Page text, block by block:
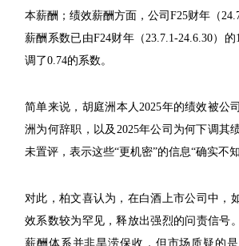
本薪酬；绩效薪酬方面，公司F25财年（
薪酬系数已由F24财年（23.7.1-24.6.30）
调了0.74的系数。
简单来说，胡庭洲本人2025年的绩效被公
洲为何辞职，以及2025年公司为何下调其
未置评，表示这些“更机密”的信息“确实不知
对此，柏文喜认为，在白酒上市公司中，
效系数较为罕见，释放出强烈的问责信号
薪酬体系并非旱涝保收，但市场质疑的